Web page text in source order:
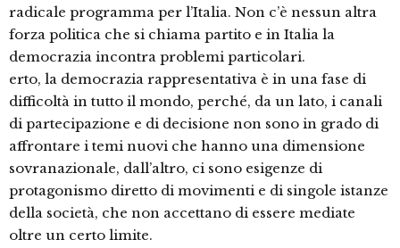
radicale programma per l’Italia. Non c’è nessun altra
forza politica che si chiama partito e in Italia la
democrazia incontra problemi particolari.
erto, la democrazia rappresentativa è in una fase di
difficoltà in tutto il mondo, perché, da un lato, i canali
di partecipazione e di decisione non sono in grado di
affrontare i temi nuovi che hanno una dimensione
sovranazionale, dall’altro, ci sono esigenze di
protagonismo diretto di movimenti e di singole istanze
della società, che non accettano di essere mediate
oltre un certo limite.